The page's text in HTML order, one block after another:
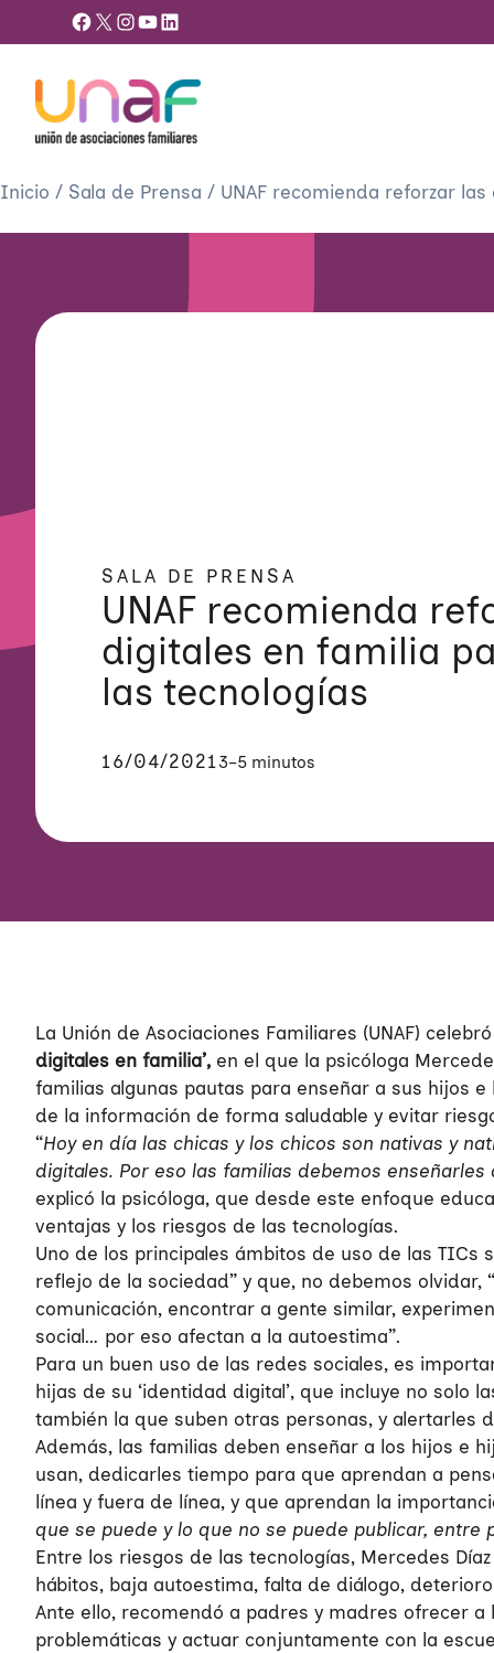
Facebook X InstagramYouTube LinkedIn
Inicio / Sala de Prensa / UNAF recomienda reforzar
SALA DE PRENSA
UNAF recomienda
digitales en familia
las tecnologías
16/04/2021 3–5 minutos
La Unión de Asociaciones Familiares (UNAF)
digitales en familia’, en el que la psicóloga
familias algunas pautas para enseñar a sus hijos
de la información de forma saludable y evitar
“Hoy en día las chicas y los chicos son nativas y
digitales. Por eso las familias debemos
explicó la psicóloga, que desde este enfoque
ventajas y los riesgos de las tecnologías.
Uno de los principales ámbitos de uso de las TICs
reflejo de la sociedad” y que, no debemos olvidar,
comunicación, encontrar a gente similar,
social… por eso afectan a la autoestima”.
Para un buen uso de las redes sociales, es
hijas de su ‘identidad digital’, que incluye no solo
también la que suben otras personas, y alertarles
Además, las familias deben enseñar a los hijos e
usan, dedicarles tiempo para que aprendan a
línea y fuera de línea, y que aprendan la
que se puede y lo que no se puede publicar, entre
Entre los riesgos de las tecnologías, Mercedes
hábitos, baja autoestima, falta de diálogo,
Ante ello, recomendó a padres y madres ofrecer
problemáticas y actuar conjuntamente con la